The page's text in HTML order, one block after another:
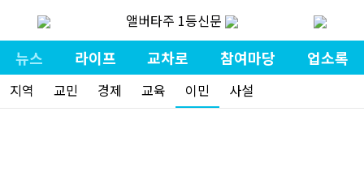
앨버타주 1등신문
뉴스 라이프 교차로 참여마당 업소록
지역 교민 경제 교육 이민 사설